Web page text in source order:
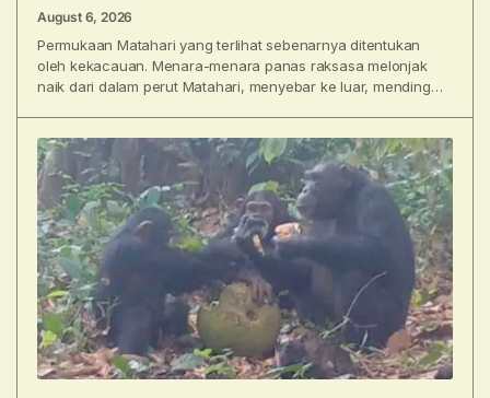
August 6, 2026
Permukaan Matahari yang terlihat sebenarnya ditentukan
oleh kekacauan. Menara-menara panas raksasa melonjak
naik dari dalam perut Matahari, menyebar ke luar, mendingin,